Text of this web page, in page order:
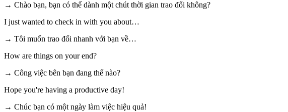
→ Chào bạn, bạn có thể dành một chút thời gian trao đổi không?
I just wanted to check in with you about…
→ Tôi muốn trao đổi nhanh với bạn về…
How are things on your end?
→ Công việc bên bạn đang thế nào?
Hope you're having a productive day!
→ Chúc bạn có một ngày làm việc hiệu quả!